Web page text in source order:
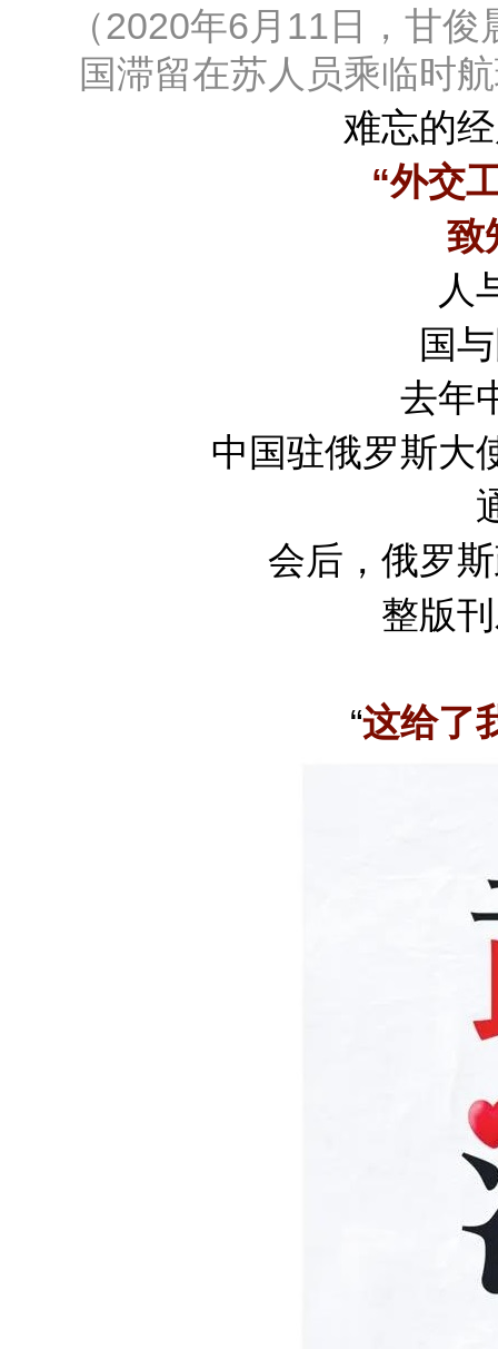
（2020年6月11日，甘
国滞留在苏人员乘临时
难忘的
“外交
致
人
国
去年
中国驻俄罗斯大
会后，俄罗
整版
“这给了